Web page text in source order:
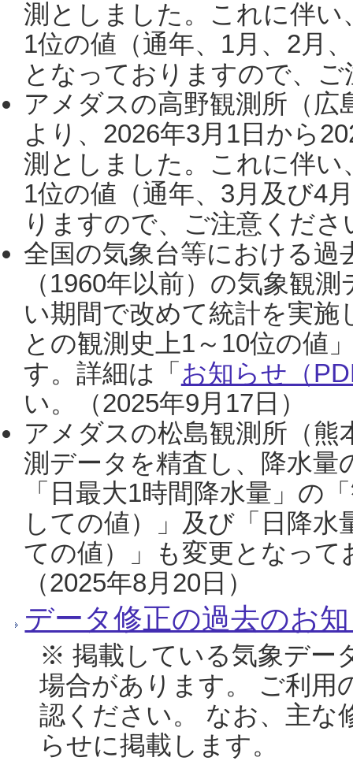
測としました。これに伴い
1位の値（通年、1月、2月
となっておりますので、
アメダスの高野観測所（
より、2026年3月1日から
測としました。これに伴い
1位の値（通年、3月及び4
りますので、ご注意くだ
全国の気象台等における過
（1960年以前）の気象観
い期間で改めて統計を実
との観測史上1～10位の値
す。詳細は「 お知らせ（
い。（2025年9月17日）
アメダスの松島観測所（熊
測データを精査し、降水
「日最大1時間降水量」の
しての値）」及び「日降
ての値）」も変更となっ
（2025年8月20日）
データ修正の過去のお
※ 掲載している気象デー
場合があります。 ご利用
認ください。 なお、主な
らせに掲載します。